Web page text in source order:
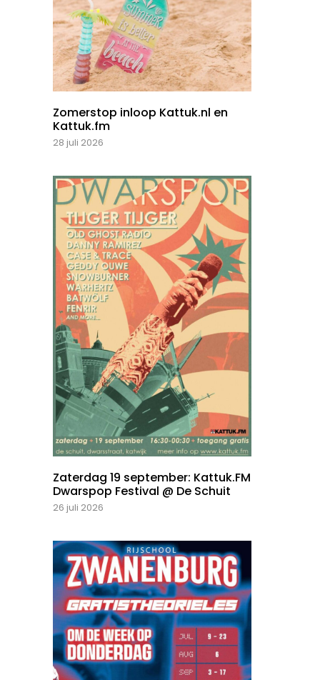
Zomerstop inloop Kattuk.nl en
Kattuk.fm
28 juli 2026
Zaterdag 19 september: Kattuk.FM
Dwarspop Festival @ De Schuit
26 juli 2026